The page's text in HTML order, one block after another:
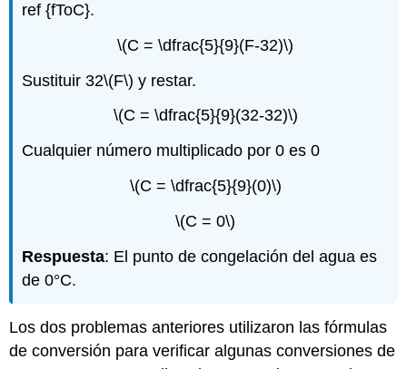
ref {fToC}.
\(C = \dfrac{5}{9}(F-32)\)
Sustituir 32\(F\) y restar.
\(C = \dfrac{5}{9}(32-32)\)
Cualquier número multiplicado por 0 es 0
\(C = \dfrac{5}{9}(0)\)
\(C = 0\)
Respuesta: El punto de congelación del agua es
de 0°C.
Los dos problemas anteriores utilizaron las fórmulas
de conversión para verificar algunas conversiones de